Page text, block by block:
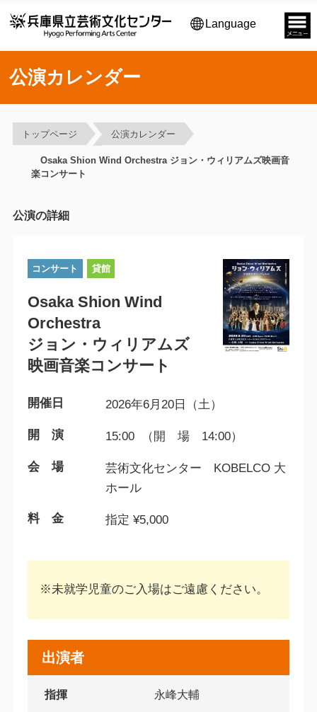
Language
公演カレンダー
トップページ 公演カレンダー
Osaka Shion Wind Orchestra ジョン・ウィリアムズ映画音
楽コンサート
公演の詳細
コンサート 貸館
Osaka Shion Wind
Orchestra
ジョン・ウィリアムズ
映画音楽コンサート
開催日 2026年6月20日（土）
開 演 15:00 （開 場 14:00）
会 場
芸術文化センター KOBELCO 大
ホール
料 金 指定 ¥5,000
※未就学児童のご入場はご遠慮ください。
出演者
指揮 永峰大輔